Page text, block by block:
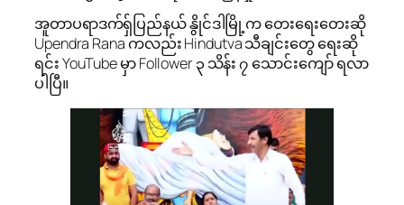
အူတာပရာဒက်ရှ်ပြည်နယ် နွိုင်ဒါမြို့က တေးရေးတေးဆို
Upendra Rana ကလည်း Hindutva သီချင်းတွေ ရေးဆို
ရင်း YouTube မှာ Follower ၃ သိန်း ၇ သောင်းကျော် ရလာ
ပါပြီ။